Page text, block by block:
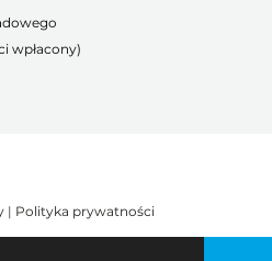
wpłacony)
| Polityka prywatności